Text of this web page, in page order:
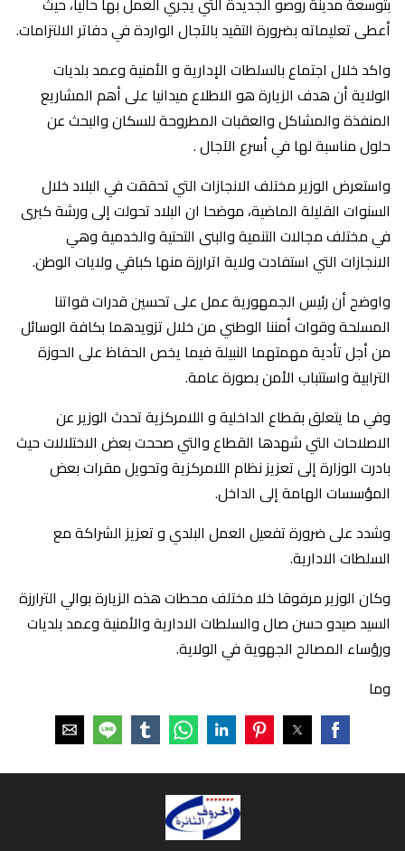
أعطى تعليماته بضرورة التقيد بالآجال الواردة في دفاتر الالتزامات.
واكد خلال اجتماع بالسلطات الإدارية و الأمنية وعمد بلديات
الولاية أن هدف الزيارة هو الاطلاع ميدانيا على أهم المشاريع
المنفذة والمشاكل والعقبات المطروحة للسكان والبحث عن
حلول مناسبة لها في أسرع الآجال .
واستعرض الوزير مختلف الانجازات التي تحققت في البلاد خلال
السنوات القليلة الماضية، موضحا ان البلاد تحولت إلى ورشة كبرى
في مختلف مجالات التنمية والبنى التحتية والخدمية وهي
الانجازات التي استفادت ولاية اترارزة منها كباقي ولايات الوطن.
واوضح أن رئيس الجمهورية عمل على تحسين قدرات قواتنا
المسلحة وقوات أمننا الوطني من خلال تزويدهما بكافة الوسائل
من أجل تأدية مهمتهما النبيلة فيما يخص الحفاظ على الحوزة
الترابية واستتباب الأمن بصورة عامة.
وفي ما يتعلق بقطاع الداخلية و اللامركزية تحدث الوزير عن
الاصلاحات التي شهدها القطاع والتي صححت بعض الاختلالات حيث
بادرت الوزارة إلى تعزيز نظام اللامركزية وتحويل مقرات بعض
المؤسسات الهامة إلى الداخل.
وشدد على ضرورة تفعيل العمل البلدي و تعزيز الشراكة مع
السلطات الادارية.
وكان الوزير مرفوقا خلا مختلف محطات هذه الزيارة بوالي الترارزة
السيد صيدو حسن صال والسلطات الادارية والأمنية وعمد بلديات
ورؤساء المصالح الجهوية في الولاية.
وما